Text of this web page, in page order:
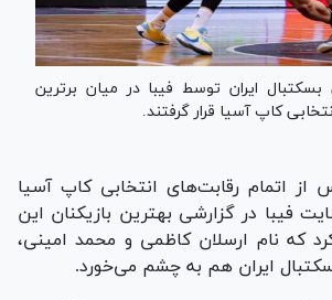
ایران توسط فیبا در میان برترین
کاپ آسیا قرار گرفتند.
از اتمام رقابت‌های انتخابی کاپ آسیا
سایت فیبا در گزارشی بهترین بازیکنان این
که نام ارسلان کاظمی و محمد امینی،
ایران هم به چشم می‌خورد.